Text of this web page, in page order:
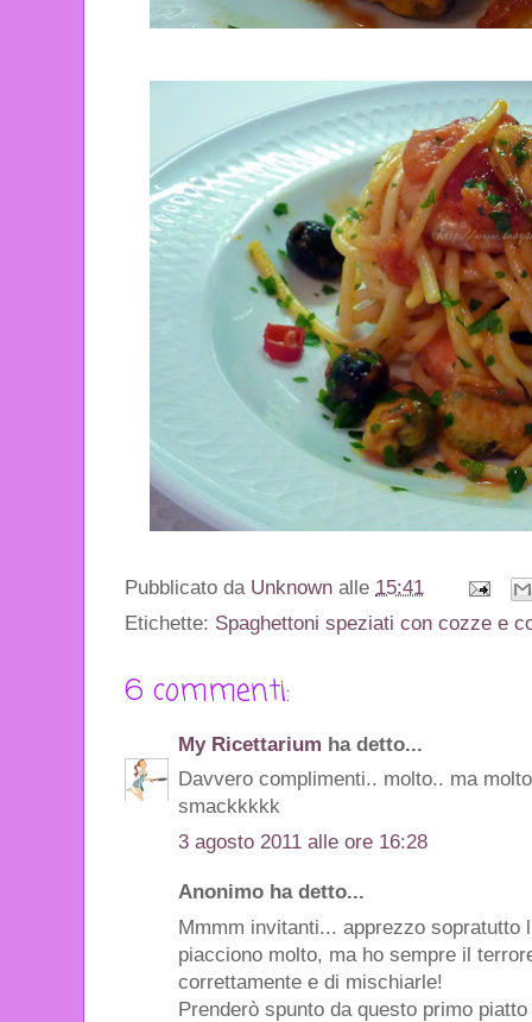
Pubblicato da Unknown alle 15:41
Etichette: Spaghettoni speziati con cozze e
6 commenti:
My Ricettarium ha detto...
Davvero complimenti.. molto.. ma
smackkkkk
3 agosto 2011 alle ore 16:28
Anonimo ha detto...
Mmmm invitanti... apprezzo sopratutto
piacciono molto, ma ho sempre il
correttamente e di mischiarle!
Prenderò spunto da questo primo